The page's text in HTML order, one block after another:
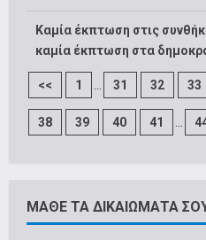
Καμία έκπτωση στις
καμία έκπτωση στα
<< 1 ... 31 32 33
38 39 40 41 ...
ΜΑΘΕ ΤΑ ΔΙΚΑΙΩΜΑΤΑ